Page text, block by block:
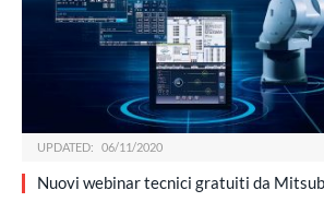
UPDATED: 06/11/2020
Nuovi webinar tecnici gratuiti da